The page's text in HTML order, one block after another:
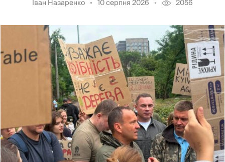
Іван Назаренко 10 серпня 2026 2056